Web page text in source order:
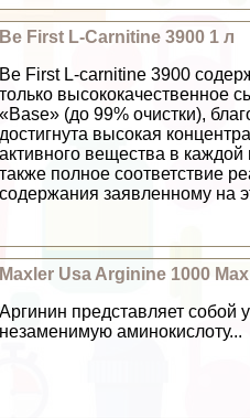
Be First L-Carnitine 3900 1 л
Be First L-carnitine 3900
только высококачественное
«Base» (до 99% очистки),
достигнута высокая
активного вещества в каждой
также полное соответствие
содержания заявленному на
Maxler Usa Arginine 1000
Аргинин представляет собой
незаменимую аминокислоту...